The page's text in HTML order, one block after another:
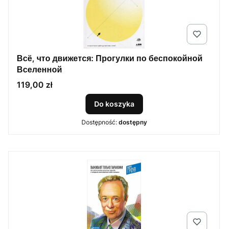
Всё, что движется: Прогулки по беспокойной
Вселенной
Cena
119,00 zł
Do koszyka
Dostępność: dostępny